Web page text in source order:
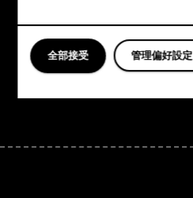
Planet and people
支援
管理偏好設定
全部接受